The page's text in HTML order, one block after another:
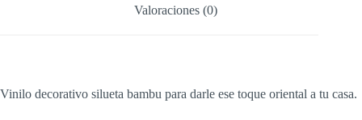
Valoraciones (0)
Vinilo decorativo silueta bambu para darle ese toque oriental a tu casa.